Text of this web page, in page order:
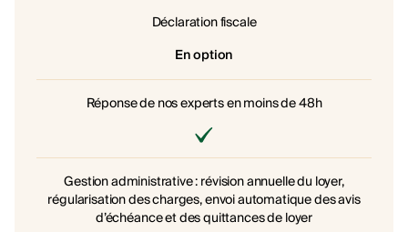
Déclaration fiscale
En option
Réponse de nos experts en moins de 48h
Gestion administrative : révision annuelle du loyer,
régularisation des charges, envoi automatique des avis
d’échéance et des quittances de loyer